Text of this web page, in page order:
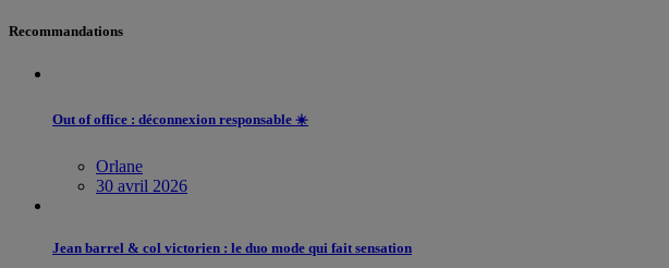
Recommandations
Out of office : déconnexion responsable ☀️
Orlane
30 avril 2026
Jean barrel & col victorien : le duo mode qui fait sensation